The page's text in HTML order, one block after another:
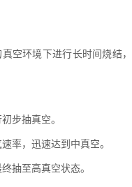
真空环境下进行长时间烧结，
步抽真空。
率，迅速达到中真空。
抽至高真空状态。